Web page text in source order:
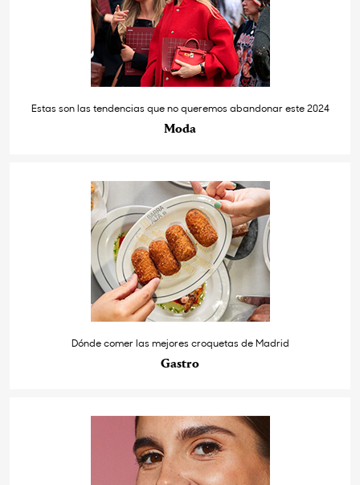
Estas son las tendencias que no queremos abandonar este 2024
Moda
Dónde comer las mejores croquetas de Madrid
Gastro